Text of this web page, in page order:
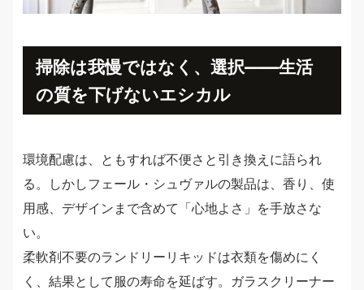
掃除は我慢ではなく、選択――生活
の質を下げないエシカル
環境配慮は、ともすれば不便さと引き換えに語られ
る。しかしフェール・シュヴァルの製品は、香り、使
用感、デザインまで含めて「心地よさ」を手放さな
い。
柔軟剤不要のランドリーリキッドは衣類を傷めにく
く、結果として服の寿命を延ばす。ガラスクリーナー